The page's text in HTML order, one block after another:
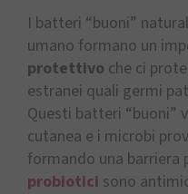
I batteri “buoni”
umano formano un
protettivo che ci
estranei quali germi
Questi batteri “buoni”
cutanea e i microbi
formando una barriera
probiotici sono